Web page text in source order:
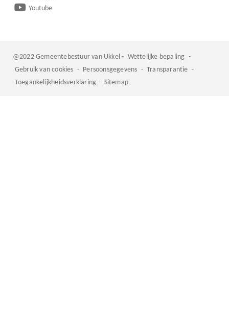
Youtube
@2022 Gemeentebestuur van Ukkel - Wettelijke bepaling -
Gebruik van cookies - Persoonsgegevens - Transparantie -
Toegankelijkheidsverklaring - Sitemap